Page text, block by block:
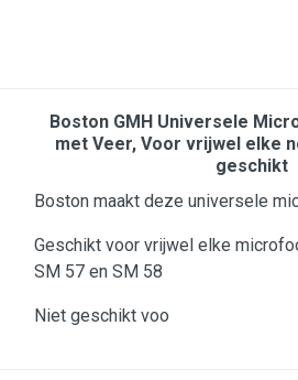
Boston GMH Universele
met Veer, Voor vrijwel elke
geschikt
Boston maakt deze universele
Geschikt voor vrijwel elke
SM 57 en SM 58
Niet geschikt voo